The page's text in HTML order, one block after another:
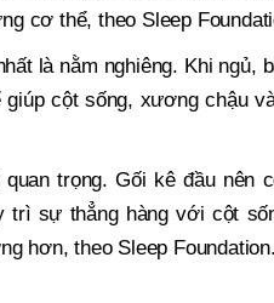
cơ thể, theo Sleep
là nằm nghiêng. Khi ngủ,
cột sống, xương chậu
trọng. Gối kê đầu nên
trì sự thẳng hàng với cột
hơn, theo Sleep Foundation.